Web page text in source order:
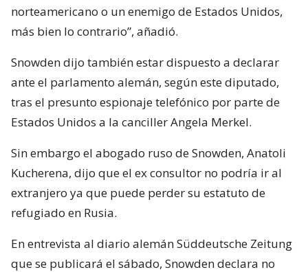
norteamericano o un enemigo de Estados Unidos,
más bien lo contrario”, añadió.
Snowden dijo también estar dispuesto a declarar
ante el parlamento alemán, según este diputado,
tras el presunto espionaje telefónico por parte de
Estados Unidos a la canciller Angela Merkel.
Sin embargo el abogado ruso de Snowden, Anatoli
Kucherena, dijo que el ex consultor no podría ir al
extranjero ya que puede perder su estatuto de
refugiado en Rusia.
En entrevista al diario alemán Süddeutsche Zeitung
que se publicará el sábado, Snowden declara no